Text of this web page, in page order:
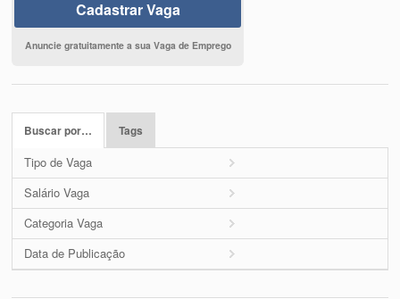
Cadastrar Vaga
Anuncie gratuitamente a sua Vaga de Emprego
Buscar por… Tags
Tipo de Vaga
Salário Vaga
Categoria Vaga
Data de Publicação